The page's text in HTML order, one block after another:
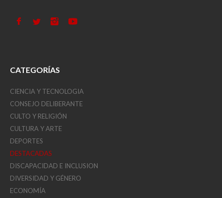
CATEGORÍAS
CIENCIA Y TECNOLOGIA
CONSEJO DELIBERANTE
CULTO Y RELIGIÓN
CULTURA Y ARTE
DEPORTES
DESTACADAS
DISCAPACIDAD E INCLUSION
DIVERSIDAD Y GÉNERO
ECONOMÍA